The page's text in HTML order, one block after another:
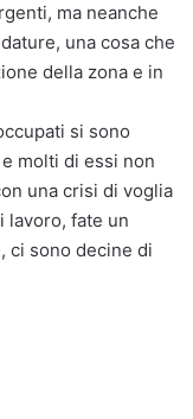
ma neanche
una cosa che
della zona e in
si sono
molti di essi non
una crisi di voglia
lavoro, fate un
ci sono decine di